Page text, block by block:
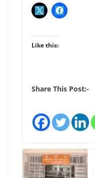
Like this:
Share This Post:-